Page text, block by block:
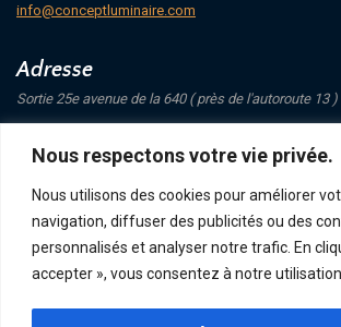
Nous respectons votre vie privée.
Nous utilisons des cookies pour améliorer
navigation, diffuser des publicités ou des
personnalisés et analyser notre trafic. En
accepter », vous consentez à notre utilisation
info@conceptluminaire.com
Adresse
Sortie 25e avenue de la 640 ( près de l'autoroute 13 )
Saint-Eustache
Suivez-nous